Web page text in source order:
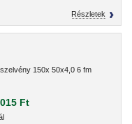
Részletek
150x 50x4,0 6 fm
Ft